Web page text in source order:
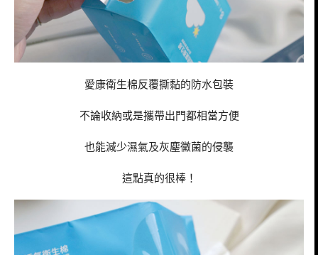
愛康衛生棉反覆撕黏的防水包裝
不論收納或是攜帶出門都相當方便
也能減少濕氣及灰塵黴菌的侵襲
這點真的很棒！